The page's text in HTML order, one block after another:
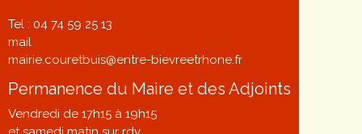
Tel : 04 74 59 25 13
mail
mairie.couretbuis@entre-bievreetrhone.fr
Permanence du Maire et des Adjoints
Vendredi de 17h15 à 19h15